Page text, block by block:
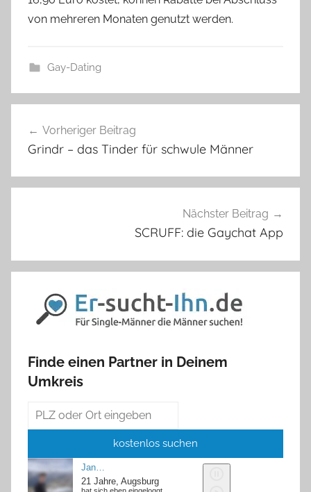
von mehreren Monaten genutzt werden.
Gay-Dating
Vorheriger Beitrag
Grindr – das Tinder für schwule Männer
Nächster Beitrag
SCRUFF: die Gaychat App
Finde einen Partner in Deinem
Umkreis